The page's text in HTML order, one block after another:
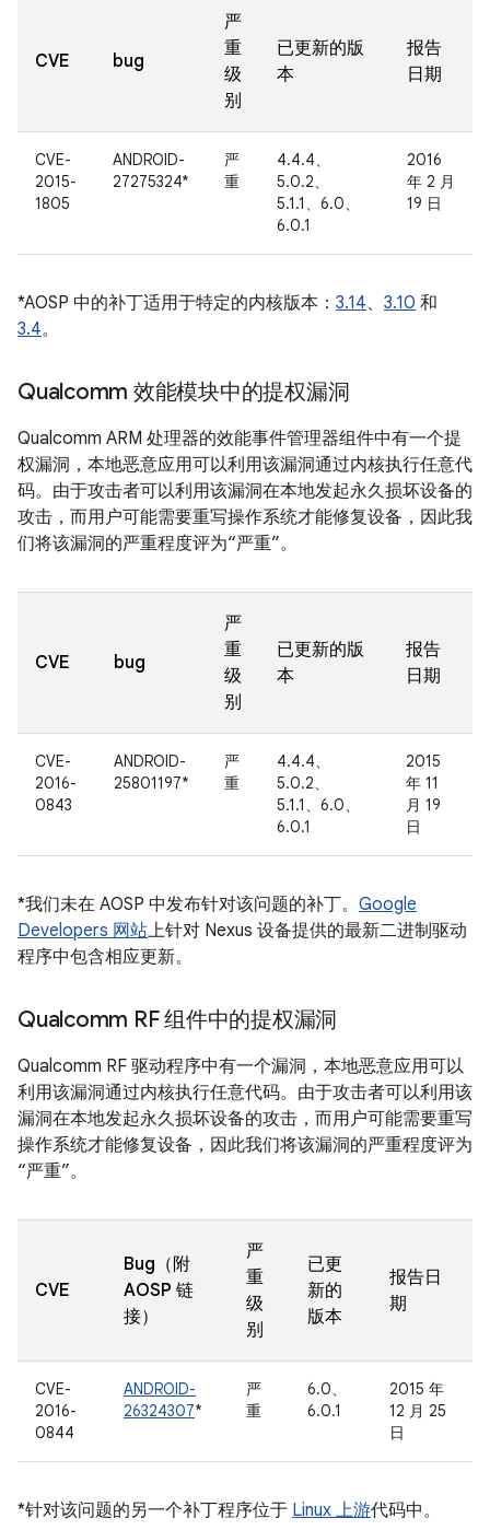
CVE bug
严
重
级
别
已更新的版
本
报告
日期
CVE-
2015-
1805
ANDROID-
27275324*
严
重
4.4.4、
5.0.2、
5.1.1、6.0、
6.0.1
2016
年 2 月
19 日
*AOSP 中的补丁适用于特定的内核版本： 3.14、 3.10 和
3.4。
Qualcomm 效能模块中的提权漏洞
Qualcomm ARM 处理器的效能事件管理器组件中有一个提
权漏洞，本地恶意应用可以利用该漏洞通过内核执行任意代
码。由于攻击者可以利用该漏洞在本地发起永久损坏设备的
攻击，而用户可能需要重写操作系统才能修复设备，因此我
们将该漏洞的严重程度评为“严重”。
CVE bug
严
重
级
别
已更新的版
本
报告
日期
CVE-
2016-
0843
ANDROID-
25801197*
严
重
4.4.4、
5.0.2、
5.1.1、6.0、
6.0.1
2015
年 11
月 19
日
*我们未在 AOSP 中发布针对该问题的补丁。 Google
Developers 网站上针对 Nexus 设备提供的最新二进制驱动
程序中包含相应更新。
Qualcomm RF 组件中的提权漏洞
Qualcomm RF 驱动程序中有一个漏洞，本地恶意应用可以
利用该漏洞通过内核执行任意代码。由于攻击者可以利用该
漏洞在本地发起永久损坏设备的攻击，而用户可能需要重写
操作系统才能修复设备，因此我们将该漏洞的严重程度评为
“严重”。
CVE
Bug（附
AOSP 链
接）
严
重
级
别
已更
新的
版本
报告日
期
CVE-
2016-
0844
ANDROID-
26324307*
严
重
6.0、
6.0.1
2015 年
12 月 25
日
*针对该问题的另一个补丁程序位于 Linux 上游代码中。